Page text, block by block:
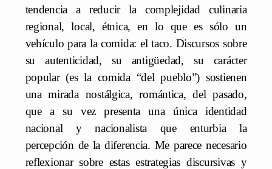
tendencia a reducir la complejidad culinaria
regional, local, étnica, en lo que es sólo un
vehículo para la comida: el taco. Discursos sobre
su autenticidad, su antigüedad, su carácter
popular (es la comida “del pueblo”) sostienen
una mirada nostálgica, romántica, del pasado,
que a su vez presenta una única identidad
nacional y nacionalista que enturbia la
percepción de la diferencia. Me parece necesario
reflexionar sobre estas estrategias discursivas y